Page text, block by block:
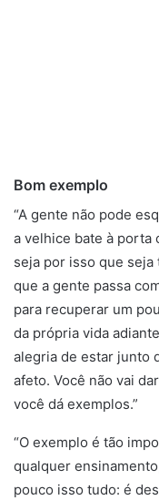
Bom exemplo
“A gente não pode
a velhice bate à porta
seja por isso que
que a gente passa
para recuperar um
da própria vida
alegria de estar junto
afeto. Você não vai
você dá exemplos.”
“O exemplo é tão
qualquer
pouco isso tudo: é